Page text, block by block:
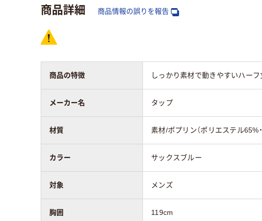
41cm～45cm
着丈
ドクターコートの
胸囲
ドクターコートの
商品詳細 商品情報の誤りを報告
商品の特徴 しっかり素材で動きやすいハー
メーカー名 タップ
材質 素材/ポプリン（ポリエステル65%・
カラー サックスブルー
対象 メンズ
胸囲 119cm